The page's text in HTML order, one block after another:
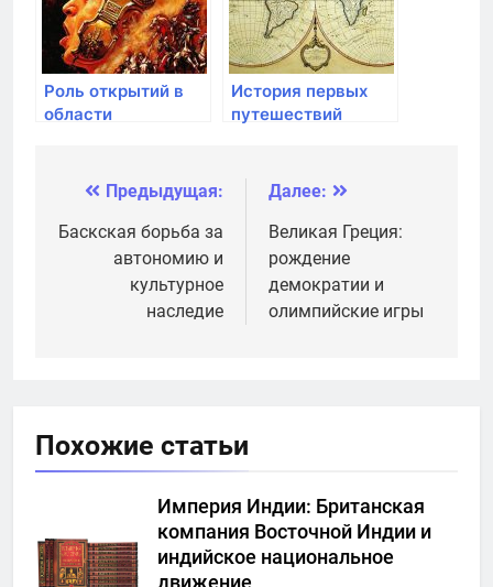
Роль открытий в
области
История первых
путешествий
Навигация
по
записям
Предыдущая:
Баскская борьба за
автономию и
культурное
наследие
Далее:
Великая Греция:
рождение
демократии и
олимпийские игры
Похожие статьи
Империя Индии: Британская
компания Восточной Индии и
индийское национальное
движение